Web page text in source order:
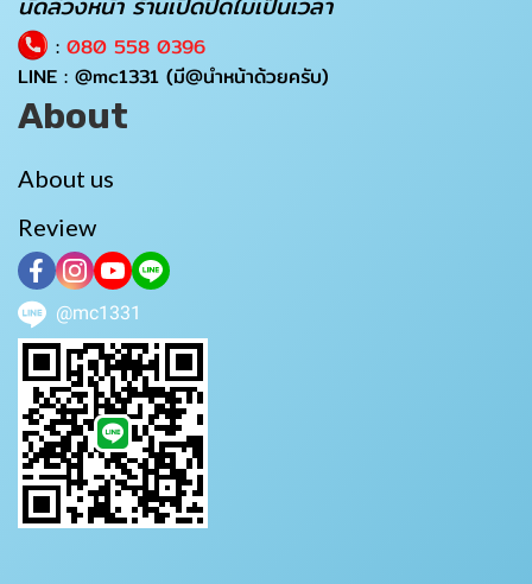
: 080 558 0396
LINE : @mc1331 (มี@นำหน้าด้วยครับ)
About
About us
Review
@mc1331